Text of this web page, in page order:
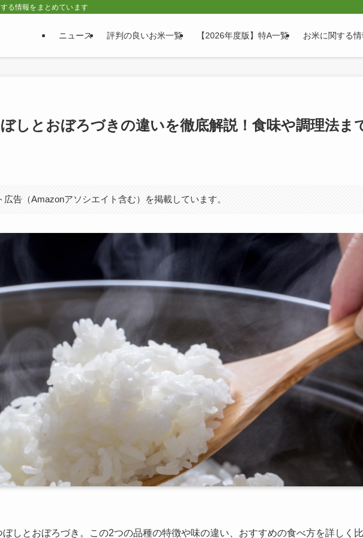
る情報をまとめています
ニュース 評判の良いお米一覧 【2026年度版】特A一覧 お米に関する
ぼしとおぼろづきの違いを徹底解説！食味や調理法ま
告（Amazonアソシエイト含む）を掲載しています。
しとおぼろづき。この2つの品種の特徴や味の違い、おすすめの食べ方を詳しく比